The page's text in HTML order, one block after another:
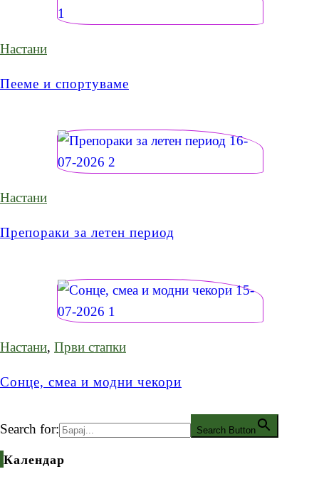
Настани
Пееме и спортуваме
Настани
Препораки за летен период
Настани, Први стапки
Сонце, смеа и модни чекори
Search for: Search Button
Календар